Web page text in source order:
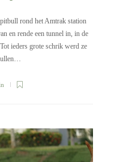
rond het Amtrak station
en rende een tunnel in, in de
ieders grote schrik werd ze